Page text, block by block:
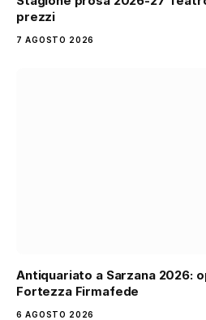
prezzi
7 AGOSTO 2026
Antiquariato a Sarzana 2026:
Fortezza Firmafede
6 AGOSTO 2026